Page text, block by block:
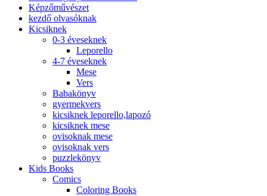
Képzőművészet
kezdő olvasóknak
Kicsiknek
0-3 éveseknek
Leporello
4-7 éveseknek
Mese
Vers
Babakönyv
gyermekvers
kicsiknek leporello,lapozó
kicsiknek mese
ovisoknak mese
ovisoknak vers
puzzlekönyv
Kids Books
Comics
Coloring Books